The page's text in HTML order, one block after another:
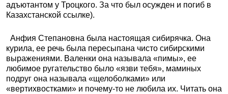
адъютантом у Троцкого. За что был осужден и погиб в
Казахстанской ссылке).
Анфия Степановна была настоящая сибирячка. Она
курила, ее речь была пересыпана чисто сибирскими
выражениями. Валенки она называла «пимы», ее
любимое ругательство было «язви тебя», маминых
подруг она называла «щелоболками» или
«вертихвостками» и почему-то не любила их. Читать она